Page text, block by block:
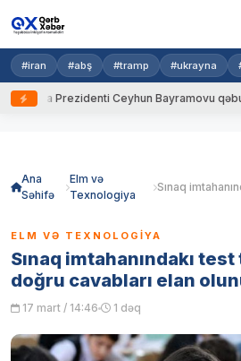
#iran #abş #tramp #ukrayna
Prezidenti Ceyhun Bayramovu qəbul
Ana
Səhifə
Elm və
Texnologiya
ELM VƏ TEXNOLOGIYA
Sınaq imtahanındakı test
doğru cavabları elan
17 mart / 14:46 1 dəq